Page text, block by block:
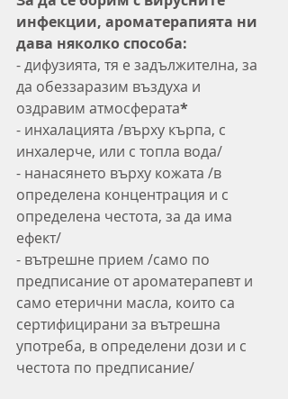
инфекции, ароматерапията ни
дава няколко способа:
- дифузията, тя е задължителна, за
да обеззаразим въздуха и
оздравим атмосферата*
- инхалацията /върху кърпа, с
инхалерче, или с топла вода/
- нанасянето върху кожата /в
определена концентрация и с
определена честота, за да има
ефект/
- вътрешне прием /само по
предписание от ароматерапевт и
само етерични масла, които са
сертифицирани за вътрешна
употреба, в определени дози и с
честота по предписание/